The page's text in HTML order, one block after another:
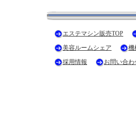
エステマシン販売TOP
美容ルームシェア
機
採用情報
お問い合わ